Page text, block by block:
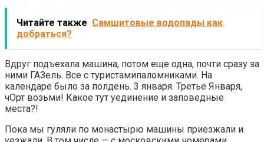
Читайте также Самшитовые водопады как
добраться?
Вдруг подъехала машина, потом еще одна, почти сразу за
ними ГАЗель. Все с туристамипаломниками. На
календаре было за полдень. 3 января. Третье Января,
чОрт возьми! Какое тут уединение и заповедные
места?!
Пока мы гуляли по монастырю машины приезжали и